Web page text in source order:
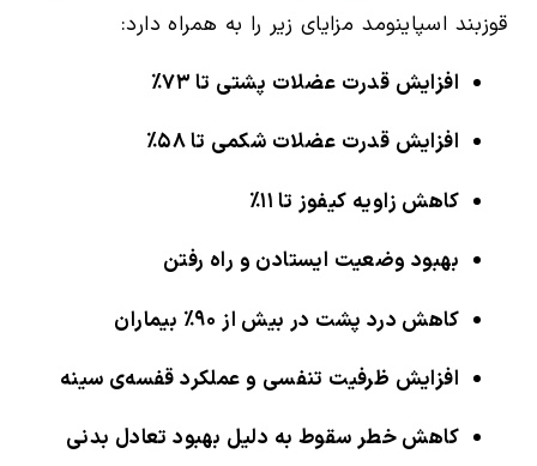
قوزبند اسپاینومد مزایای زیر را به همراه دارد:
افزایش قدرت عضلات پشتی تا ۷۳٪
افزایش قدرت عضلات شکمی تا ۵۸٪
کاهش زاویه کیفوز تا ۱۱٪
بهبود وضعیت ایستادن و راه رفتن
کاهش درد پشت در بیش از ۹۰٪ بیماران
افزایش ظرفیت تنفسی و عملکرد قفسه‌ی سینه
کاهش خطر سقوط به دلیل بهبود تعادل بدنی